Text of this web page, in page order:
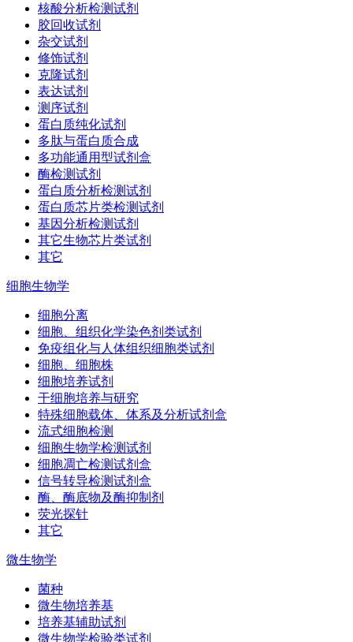
核酸分析检测试剂
胶回收试剂
杂交试剂
修饰试剂
克隆试剂
表达试剂
测序试剂
蛋白质纯化试剂
多肽与蛋白质合成
多功能通用型试剂盒
酶检测试剂
蛋白质分析检测试剂
蛋白质芯片类检测试剂
基因分析检测试剂
其它生物芯片类试剂
其它
细胞生物学
细胞分离
细胞、组织化学染色剂类试剂
免疫组化与人体组织细胞类试剂
细胞、细胞株
细胞培养试剂
干细胞培养与研究
特殊细胞载体、体系及分析试剂盒
流式细胞检测
细胞生物学检测试剂
细胞凋亡检测试剂盒
信号转导检测试剂盒
酶、酶底物及酶抑制剂
荧光探针
其它
微生物学
菌种
微生物培养基
培养基辅助试剂
微生物学检验类试剂